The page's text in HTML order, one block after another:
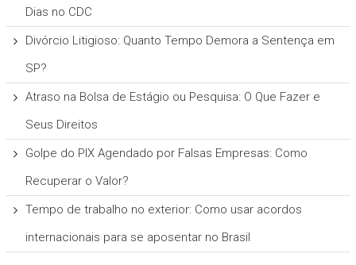
Dias no CDC
Divórcio Litigioso: Quanto Tempo Demora a Sentença em
SP?
Atraso na Bolsa de Estágio ou Pesquisa: O Que Fazer e
Seus Direitos
Golpe do PIX Agendado por Falsas Empresas: Como
Recuperar o Valor?
Tempo de trabalho no exterior: Como usar acordos
internacionais para se aposentar no Brasil